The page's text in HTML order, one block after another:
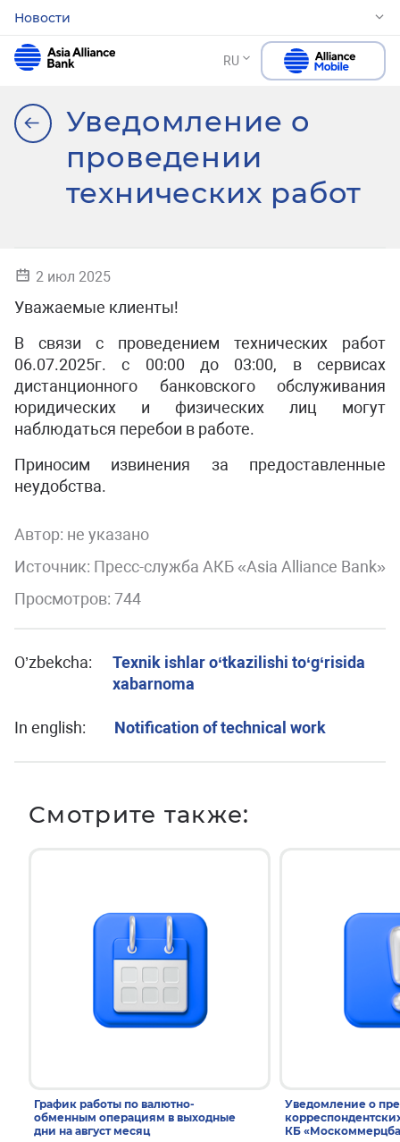
Новости
RU
Уведомление о
проведении
технических работ
2 июл 2025
Уважаемые клиенты!
В связи с проведением технических работ
06.07.2025г. с 00:00 до 03:00, в сервисах
дистанционного банковского обслуживания
юридических и физических лиц могут
наблюдаться перебои в работе.
Приносим извинения за предоставленные
неудобства.
Автор: не указано
Источник: Пресс-служба АКБ «Asia Alliance Bank»
Просмотров: 744
O’zbekcha:
Texnik ishlar o‘tkazilishi to‘g‘risida
xabarnoma
In english: Notification of technical work
Смотрите также:
График работы по валютно-
обменным операциям в выходные
дни на август месяц
Уведомление о
КБ